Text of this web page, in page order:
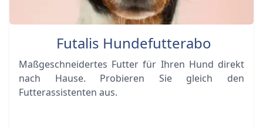
Futalis Hundefutterabo
Maßgeschneidertes Futter für Ihren Hund direkt
nach Hause. Probieren Sie gleich den
Futterassistenten aus.